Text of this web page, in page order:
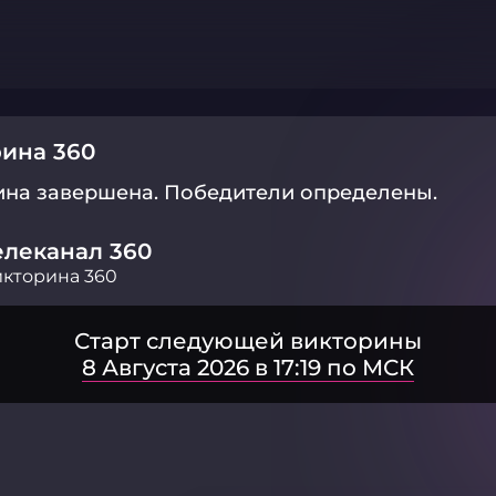
360
завершена. Победители определены.
360
360
Старт следующей викторины
8 Августа 2026 в 17:19 по МСК